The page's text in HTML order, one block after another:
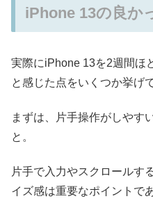
iPhone 13の良か
実際にiPhone 13を2週間ほ
と感じた点をいくつか挙げ
まずは、片手操作がしやす
と。
片手で入力やスクロールす
イズ感は重要なポイントで